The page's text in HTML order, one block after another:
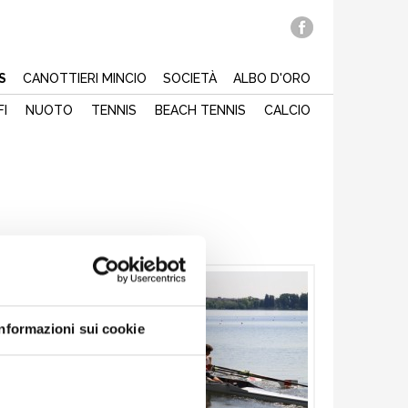
sui cookie
CANOTTIERI MINCIO SOCIETÀ ALBO D'ORO
NUOTO TENNIS BEACH TENNIS CALCIO